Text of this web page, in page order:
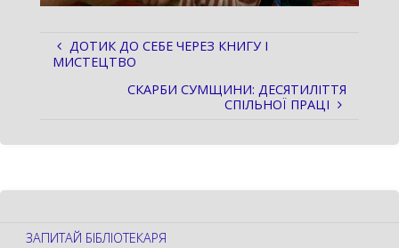
ДОТИК ДО СЕБЕ ЧЕРЕЗ КНИГУ І
МИСТЕЦТВО
СКАРБИ СУМЩИНИ: ДЕСЯТИЛІТТЯ
СПІЛЬНОЇ ПРАЦІ
ЗАПИТАЙ БІБЛІОТЕКАРЯ